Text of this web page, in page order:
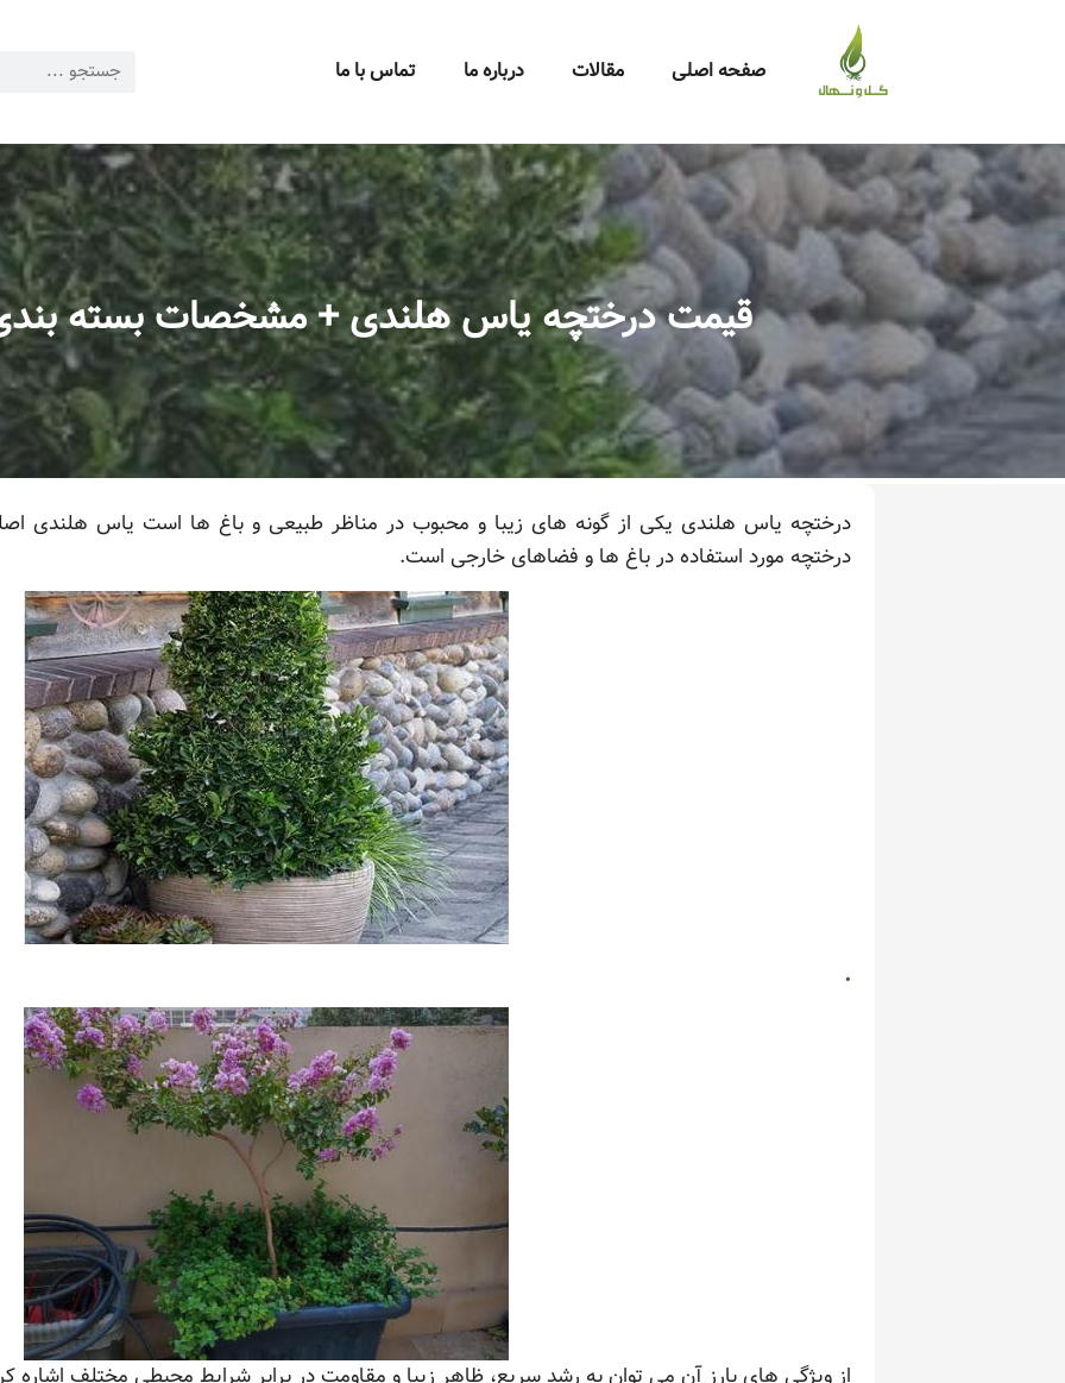
صفحه اصلی مقالات درباره ما تماس با ما
قیمت درختچه یاس هلندی + مشخصات بسته
درختچه یاس هلندی یکی از گونه های زیبا و محبوب در مناظر طبیعی و باغ ها است یاس هلندی
درختچه مورد استفاده در باغ ها و فضاهای خارجی است.
.
از ویژگی های بارز آن می توان به رشد سریع، ظاهر زیبا و مقاومت در برابر شرایط محیطی مختلف اشاره